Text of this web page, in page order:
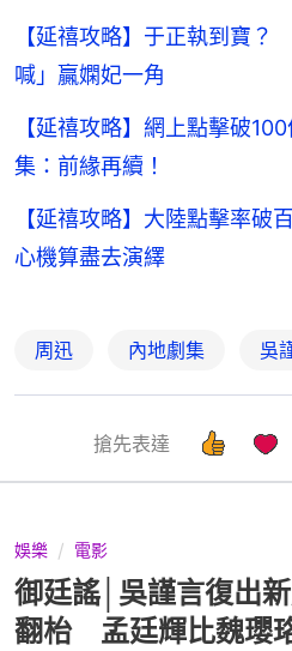
【延禧攻略】于正執到寶
喊」贏嫻妃一角
【延禧攻略】網上點擊破
集：前緣再續！
【延禧攻略】大陸點擊率
心機算盡去演繹
周迅 內地劇集 吳
搶先表達
娛樂 電影
御廷謠│吳謹言復出
翻枱 孟廷輝比魏瓔